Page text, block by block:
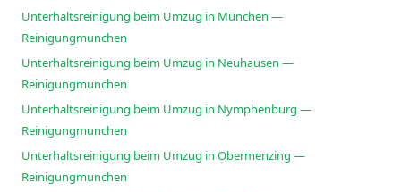
Unterhaltsreinigung beim Umzug in München —
Reinigungmunchen
Unterhaltsreinigung beim Umzug in Neuhausen —
Reinigungmunchen
Unterhaltsreinigung beim Umzug in Nymphenburg —
Reinigungmunchen
Unterhaltsreinigung beim Umzug in Obermenzing —
Reinigungmunchen